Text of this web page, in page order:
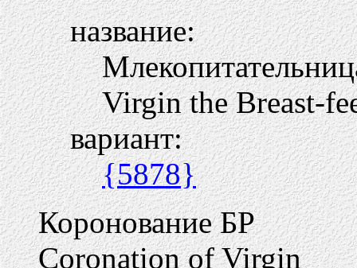
название:
Virgin the Breast-
вариант:
{5878}
Коронование БР
Coronation of Virgin